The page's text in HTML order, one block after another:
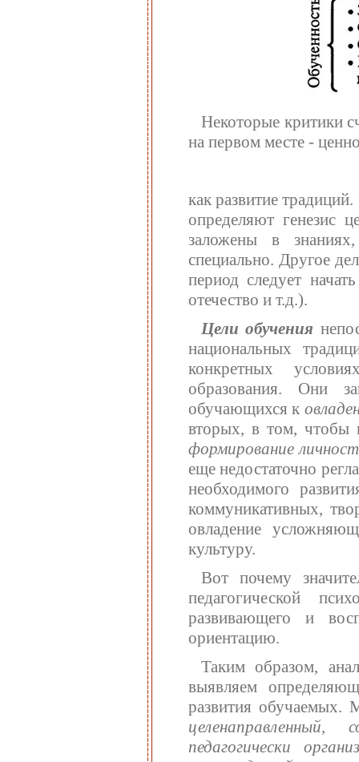
Некоторые критики
на первом месте -
как развитие
определяют генезис
заложены в
специально. Другое
период следует
отечество и т.д.).
Цели обучения
национальных
конкретных
образования. Они
обучающихся к
вторых, в том, чтобы
формирование
еще недостаточно
необходимого
коммуникативных,
овладение
культуру.
Вот почему
педагогической
развивающего и
ориентацию.
Таким образом,
выявляем
развития обучаемых.
педагогически